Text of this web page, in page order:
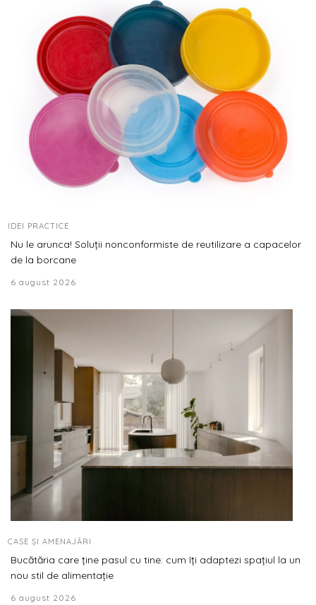
IDEI PRACTICE
Nu le arunca! Soluții nonconformiste de reutilizare a capacelor
de la borcane
6 august 2026
CASE ȘI AMENAJĂRI
Bucătăria care ține pasul cu tine: cum îți adaptezi spațiul la un
nou stil de alimentație
6 august 2026